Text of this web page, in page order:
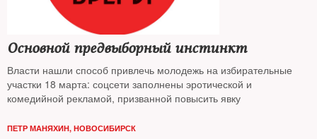
Основной предвыборный инстинкт
Власти нашли способ привлечь молодежь на избирательные
участки 18 марта: соцсети заполнены эротической и
комедийной рекламой, призванной повысить явку
ПЕТР МАНЯХИН, НОВОСИБИРСК